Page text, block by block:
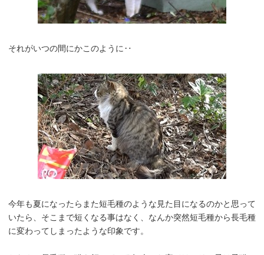
それがいつの間にかこのように‥
今年も夏になったらまた短毛種のような見た目になるのかと思って
いたら、そこまで短くなる事はなく、なんか突然短毛種から長毛種
に変わってしまったような印象です。